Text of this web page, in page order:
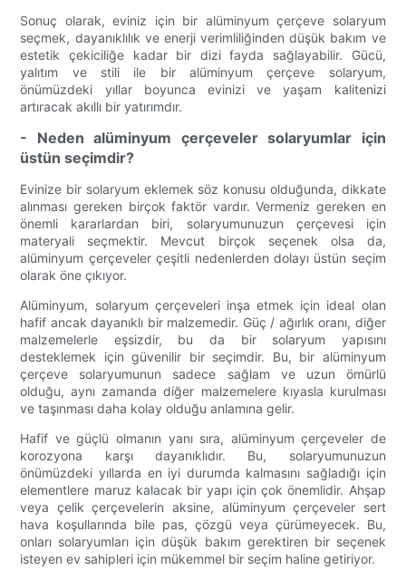
Sonuç olarak, eviniz için bir alüminyum çerçeve solaryum
seçmek, dayanıklılık ve enerji verimliliğinden düşük bakım ve
estetik çekiciliğe kadar bir dizi fayda sağlayabilir. Gücü,
yalıtım ve stili ile bir alüminyum çerçeve solaryum,
önümüzdeki yıllar boyunca evinizi ve yaşam kalitenizi
artıracak akıllı bir yatırımdır.
- Neden alüminyum çerçeveler solaryumlar için
üstün seçimdir?
Evinize bir solaryum eklemek söz konusu olduğunda, dikkate
alınması gereken birçok faktör vardır. Vermeniz gereken en
önemli kararlardan biri, solaryumunuzun çerçevesi için
materyali seçmektir. Mevcut birçok seçenek olsa da,
alüminyum çerçeveler çeşitli nedenlerden dolayı üstün seçim
olarak öne çıkıyor.
Alüminyum, solaryum çerçeveleri inşa etmek için ideal olan
hafif ancak dayanıklı bir malzemedir. Güç / ağırlık oranı, diğer
malzemelerle eşsizdir, bu da bir solaryum yapısını
desteklemek için güvenilir bir seçimdir. Bu, bir alüminyum
çerçeve solaryumunun sadece sağlam ve uzun ömürlü
olduğu, aynı zamanda diğer malzemelere kıyasla kurulması
ve taşınması daha kolay olduğu anlamına gelir.
Hafif ve güçlü olmanın yanı sıra, alüminyum çerçeveler de
korozyona karşı dayanıklıdır. Bu, solaryumunuzun
önümüzdeki yıllarda en iyi durumda kalmasını sağladığı için
elementlere maruz kalacak bir yapı için çok önemlidir. Ahşap
veya çelik çerçevelerin aksine, alüminyum çerçeveler sert
hava koşullarında bile pas, çözgü veya çürümeyecek. Bu,
onları solaryumları için düşük bakım gerektiren bir seçenek
isteyen ev sahipleri için mükemmel bir seçim haline getiriyor.